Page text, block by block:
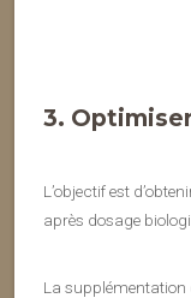
3.
L’objectif est
après dosage
La supplémentation